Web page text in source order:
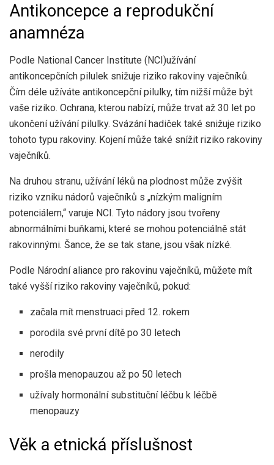
Antikoncepce a reprodukční
anamnéza
Podle National Cancer Institute (NCI)užívání
antikoncepčních pilulek snižuje riziko rakoviny vaječníků.
Čím déle užíváte antikoncepční pilulky, tím nižší může být
vaše riziko. Ochrana, kterou nabízí, může trvat až 30 let po
ukončení užívání pilulky. Svázání hadiček také snižuje riziko
tohoto typu rakoviny. Kojení může také snížit riziko rakoviny
vaječníků.
Na druhou stranu, užívání léků na plodnost může zvýšit
riziko vzniku nádorů vaječníků s „nízkým maligním
potenciálem,“ varuje NCI. Tyto nádory jsou tvořeny
abnormálními buňkami, které se mohou potenciálně stát
rakovinnými. Šance, že se tak stane, jsou však nízké.
Podle Národní aliance pro rakovinu vaječníků, můžete mít
také vyšší riziko rakoviny vaječníků, pokud:
začala mít menstruaci před 12. rokem
porodila své první dítě po 30 letech
nerodily
prošla menopauzou až po 50 letech
užívaly hormonální substituční léčbu k léčbě
menopauzy
Věk a etnická příslušnost